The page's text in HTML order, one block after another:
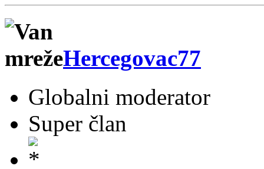
Hercegovac77
Globalni moderator
Super član